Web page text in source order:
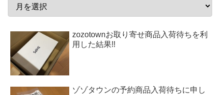
zozotownお取り寄せ商品入荷待ちを利
用した結果!!
ゾゾタウンの予約商品入荷待ちに申し